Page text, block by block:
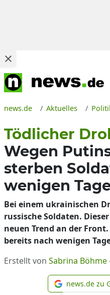
news.de Aktuelles
Tödlicher
Wegen
sterben
wenigen
Bei einem ukrainischen
russische Soldaten.
neuen Trend an der
bereits nach wenigen
Erstellt von Sabrina Böhme
news.de zu